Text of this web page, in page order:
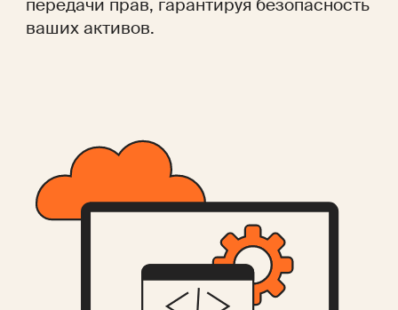
передачи прав, гарантируя безопасность
ваших активов.